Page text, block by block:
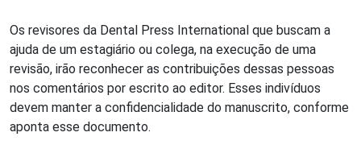
Os revisores da Dental Press International que buscam a
ajuda de um estagiário ou colega, na execução de uma
revisão, irão reconhecer as contribuições dessas pessoas
nos comentários por escrito ao editor. Esses indivíduos
devem manter a confidencialidade do manuscrito, conforme
aponta esse documento.